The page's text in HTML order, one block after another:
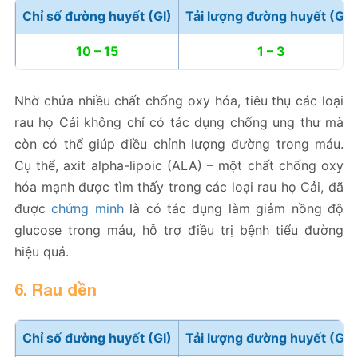
Chỉ số đường huyết (GI) Tải lượng đường huyết (GL)
10 – 15 1 – 3
Nhờ chứa nhiều chất chống oxy hóa, tiêu thụ các loại
rau họ Cải không chỉ có tác dụng chống ung thư mà
còn có thể giúp điều chỉnh lượng đường trong máu.
Cụ thể, axit alpha-lipoic (ALA) – một chất chống oxy
hóa mạnh được tìm thấy trong các loại rau họ Cải, đã
đượcchứng minhlà có tác dụng làm giảm nồng độ
glucose trong máu, hỗ trợ điều trị bệnh tiểu đường
hiệu quả.
6. Rau dền
Chỉ số đường huyết (GI) Tải lượng đường huyết (GL)